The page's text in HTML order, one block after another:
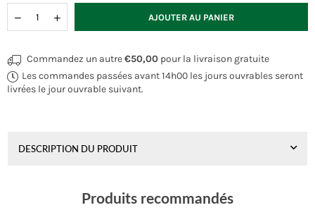
AJOUTER AU PANIER
Commandez un autre€50,00 pour la livraison gratuite
Les commandes passées avant 14h00 les jours ouvrables seront
livrées le jour ouvrable suivant.
DESCRIPTION DU PRODUIT
Produits recommandés